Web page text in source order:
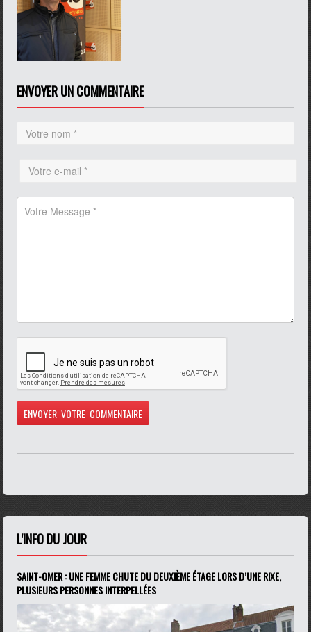
ENVOYER UN COMMENTAIRE
L'INFO DU JOUR
SAINT-OMER : UNE FEMME CHUTE DU DEUXIÈME ÉTAGE LORS D’UNE RIXE,
PLUSIEURS PERSONNES INTERPELLÉES